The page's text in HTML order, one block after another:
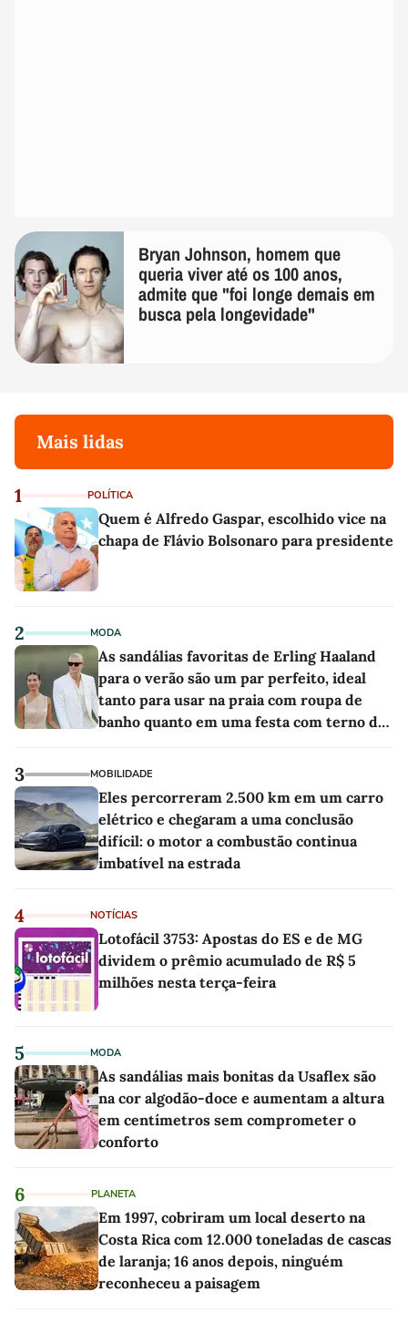
Bryan Johnson, homem que
queria viver até os 100 anos,
admite que "foi longe demais em
busca pela longevidade"
Mais lidas
1 POLÍTICA
Quem é Alfredo Gaspar, escolhido vice na
chapa de Flávio Bolsonaro para presidente
2 MODA
As sandálias favoritas de Erling Haaland
para o verão são um par perfeito, ideal
tanto para usar na praia com roupa de
banho quanto em uma festa com terno de
3 MOBILIDADE
Eles percorreram 2.500 km em um carro
elétrico e chegaram a uma conclusão
difícil: o motor a combustão continua
imbatível na estrada
4 NOTÍCIAS
Lotofácil 3753: Apostas do ES e de MG
dividem o prêmio acumulado de R$ 5
milhões nesta terça-feira
5 MODA
As sandálias mais bonitas da Usaflex são
na cor algodão-doce e aumentam a altura
em centímetros sem comprometer o
conforto
6 PLANETA
Em 1997, cobriram um local deserto na
Costa Rica com 12.000 toneladas de cascas
de laranja; 16 anos depois, ninguém
reconheceu a paisagem